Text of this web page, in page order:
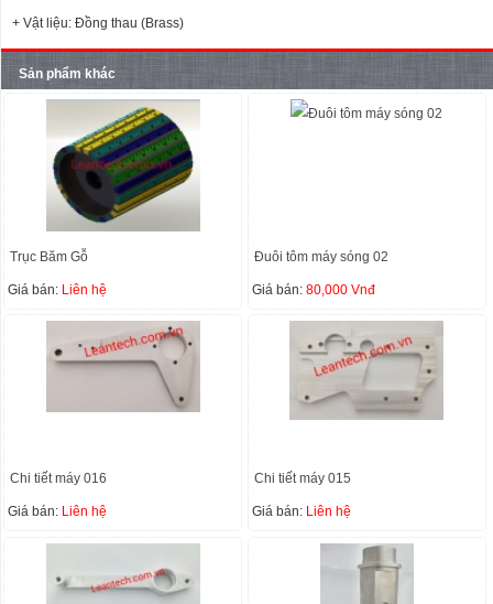
+ Vật liệu: Đồng thau (Brass)
Sản phẩm khác
Trục Băm Gỗ
Giá bán: Liên hệ
Đuôi tôm máy sóng 02
Giá bán: 80,000 Vnđ
Chi tiết máy 016
Giá bán: Liên hệ
Chi tiết máy 015
Giá bán: Liên hệ